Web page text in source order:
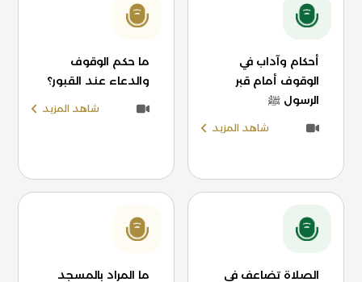
أحكام وآداب في
الوقوف أمام قبر
الرسول ﷺ
شاهد المزيد
ما حكم الوقوف
والدعاء عند القبور؟
شاهد المزيد
الصلاة تضاعف في
ما المراد بالمسجد